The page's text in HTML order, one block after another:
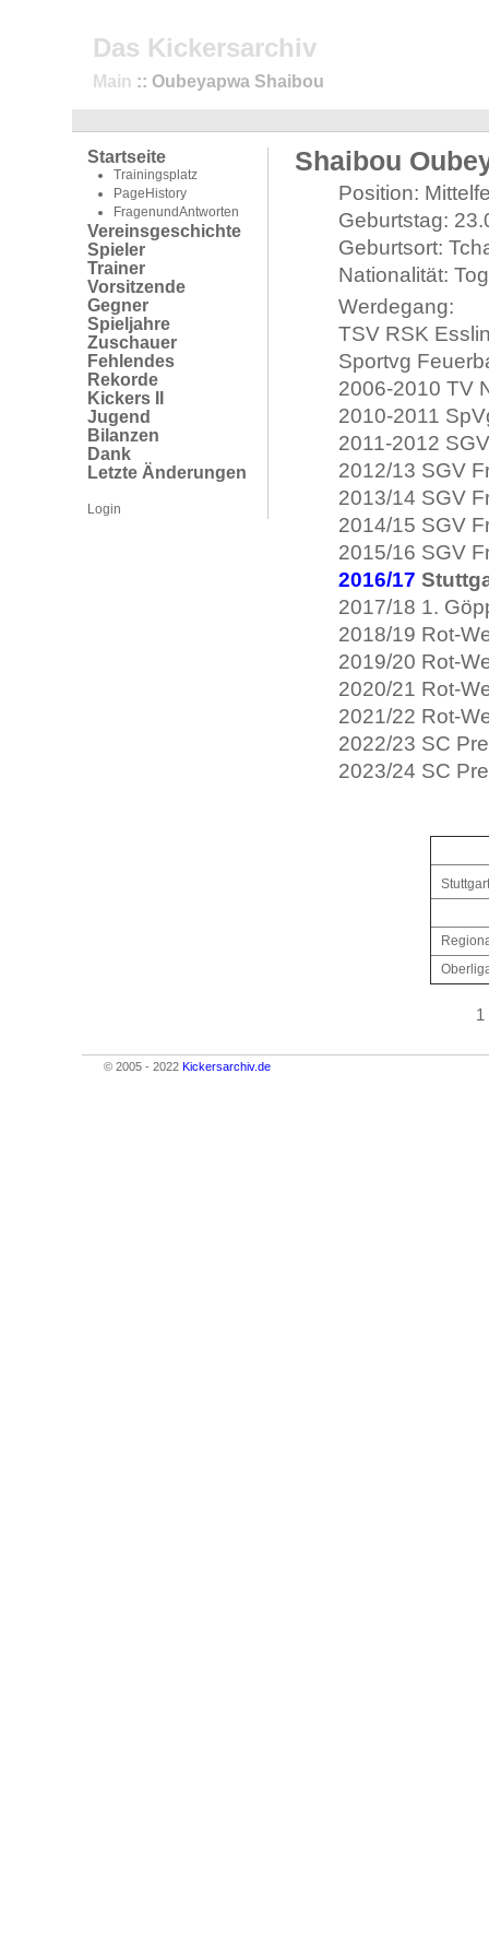
Das Kickersarchiv
Main :: Oubeyapwa Shaibou
Startseite
Trainingsplatz
PageHistory
FragenundAntworten
Vereinsgeschichte
Spieler
Trainer
Vorsitzende
Gegner
Spieljahre
Zuschauer
Fehlendes
Rekorde
Kickers II
Jugend
Bilanzen
Dank
Letzte Änderungen
Login
Shaibou
Position:
Geburtstag:
Geburtsort:
Nationalität:
Werdegang:
TSV RSK
Sportvg
2006-2010 TV
2010-2011
2011-2012
2012/13 SGV
2013/14 SGV
2014/15 SGV
2015/16 SGV
2016/17
2017/18 1.
2018/19 Rot-
2019/20 Rot-
2020/21 Rot-
2021/22 Rot-
2022/23 SC
2023/24 SC
1
© 2005 - 2022 Kickersarchiv.de